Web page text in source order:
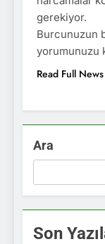
gerekiyor.
Burcunuzun
yorumunuzu
Read Full News
Ara
Son